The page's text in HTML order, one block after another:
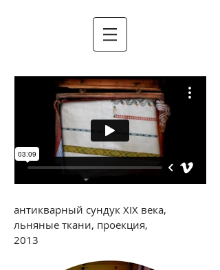
антикварный сундук XIX века,
льняные ткани, проекция,
2013